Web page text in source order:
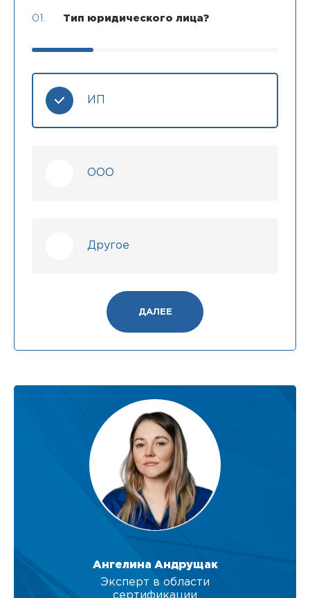
01. Тип юридического лица?
ИП
ООО
Другое
ДАЛЕЕ
Ангелина Андрущак
Эксперт в области
сертификации